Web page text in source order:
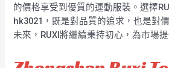
的價格享受到優質的運動服裝。選擇
hk3021，既是對品質的追求，也是對
未來，RUXI將繼續秉持初心，為市場